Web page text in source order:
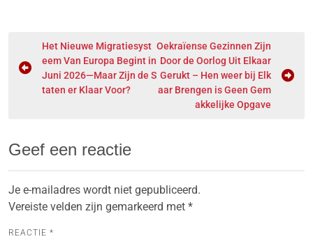
Het Nieuwe Migratiesyst
eem Van Europa Begint in
Juni 2026—Maar Zijn de S
taten er Klaar Voor?
Oekraïense Gezinnen Zijn
Door de Oorlog Uit Elkaar
Gerukt – Hen weer bij Elk
aar Brengen is Geen Gem
akkelijke Opgave
Geef een reactie
Je e-mailadres wordt niet gepubliceerd.
Vereiste velden zijn gemarkeerd met *
REACTIE *